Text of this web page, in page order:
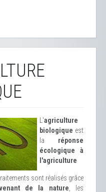
L'agriculture
biologique est
la réponse
écologique à
l'agriculture
traitements sont réalisés grâce
de la nature , les